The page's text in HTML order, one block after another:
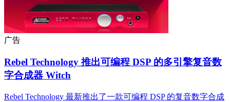
广告
Rebel Technology 推出可编程 DSP 的多引擎复音数
字合成器 Witch
Rebel Technology 最新推出了一款可编程 DSP 的复音数字合成